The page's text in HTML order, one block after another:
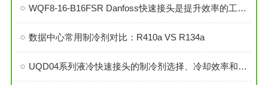
WQF8-16-B16FSR Danfoss快速接头是提升效率的工业连接解决方案
数据中心常用制冷剂对比：R410a VS R134a
UQD04系列液冷快速接头的制冷剂选择、冷却效率和可靠性分析